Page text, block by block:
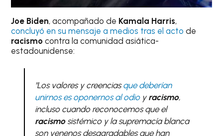
Joe Biden, acompañado de Kamala Harris,
concluyó en su mensaje a medios tras el acto de
racismo contra la comunidad asiática-
estadounidense:
"Los valores y creenciasque deberían
unirnos es oponernos al odioy racismo,
incluso cuando reconocemos que el
racismosistémico y la supremacía blanca
son venenos desagradables que han